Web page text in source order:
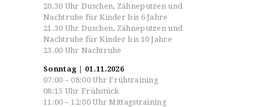
KURSPROGRAMME
20.30 Uhr Duschen, Zähneputzen und
Nachtruhe für Kinder bis 6 Jahre
21.30 Uhr Duschen, Zähneputzen und
Nachtruhe für Kinder bis 10 Jahre
23.00 Uhr Nachtruhe
Sonntag | 01.11.2026
07:00 – 08:00 Uhr Frühtraining
08:15 Uhr Frühstück
11:00 – 12:00 Uhr Mittagstraining